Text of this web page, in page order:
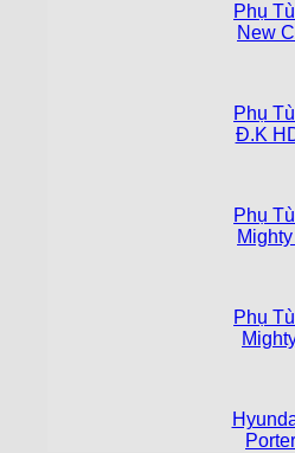
Phụ
New
Phụ
Đ.K
Phụ
Phụ